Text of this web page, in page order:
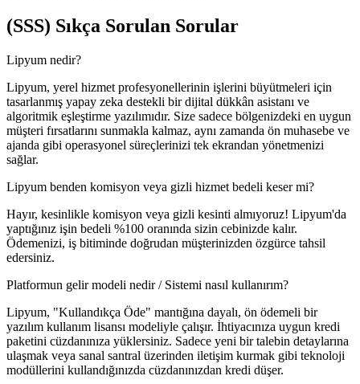
(SSS) Sıkça Sorulan Sorular
Lipyum nedir?
Lipyum, yerel hizmet profesyonellerinin işlerini büyütmeleri için
tasarlanmış yapay zeka destekli bir dijital dükkân asistanı ve
algoritmik eşleştirme yazılımıdır. Size sadece bölgenizdeki en uygun
müşteri fırsatlarını sunmakla kalmaz, aynı zamanda ön muhasebe ve
ajanda gibi operasyonel süreçlerinizi tek ekrandan yönetmenizi
sağlar.
Lipyum benden komisyon veya gizli hizmet bedeli keser mi?
Hayır, kesinlikle komisyon veya gizli kesinti almıyoruz! Lipyum'da
yaptığınız işin bedeli %100 oranında sizin cebinizde kalır.
Ödemenizi, iş bitiminde doğrudan müşterinizden özgürce tahsil
edersiniz.
Platformun gelir modeli nedir / Sistemi nasıl kullanırım?
Lipyum, "Kullandıkça Öde" mantığına dayalı, ön ödemeli bir
yazılım kullanım lisansı modeliyle çalışır. İhtiyacınıza uygun kredi
paketini cüzdanınıza yüklersiniz. Sadece yeni bir talebin detaylarına
ulaşmak veya sanal santral üzerinden iletişim kurmak gibi teknoloji
modüllerini kullandığınızda cüzdanınızdan kredi düşer.